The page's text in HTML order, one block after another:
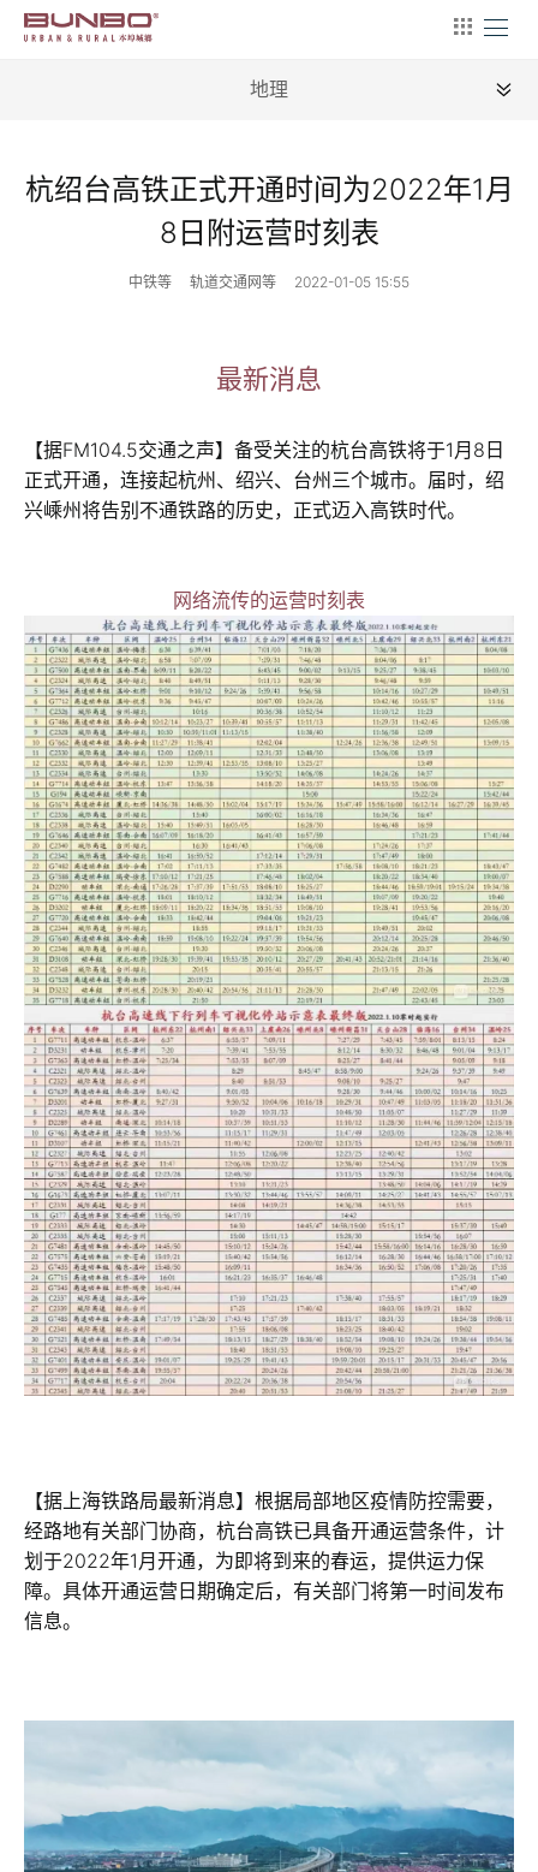
地理
新闻
地理
营销
文案
杭绍台高铁正式开通时间为2022年1月
8日附运营时刻表
中铁等 轨道交通网等 2022-01-05 15:55
最新消息
【据FM104.5交通之声】备受关注的杭台高铁将于1月8日
正式开通，连接起杭州、绍兴、台州三个城市。届时，绍
兴嵊州将告别不通铁路的历史，正式迈入高铁时代。
网络流传的运营时刻表
【据上海铁路局最新消息】根据局部地区疫情防控需要，
经路地有关部门协商，杭台高铁已具备开通运营条件，计
划于2022年1月开通，为即将到来的春运，提供运力保
障。具体开通运营日期确定后，有关部门将第一时间发布
信息。